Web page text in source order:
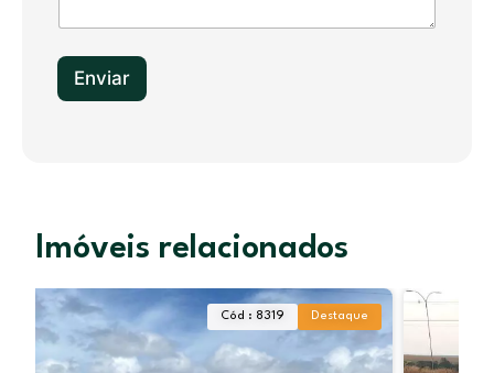
Enviar
Imóveis relacionados
Cód : 4807 Simples